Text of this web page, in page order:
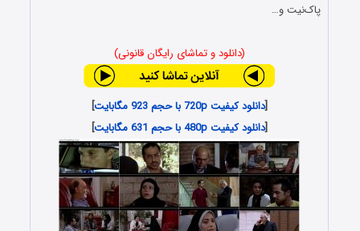
پاک‌نیت و…
(دانلود و تماشای رایگان قانونی)
[دانلود کیفیت 720p با حجم 923 مگابایت
]
[دانلود کیفیت 480p با حجم 631 مگابایت ]